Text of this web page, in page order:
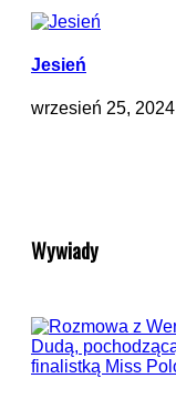
Jesień
wrzesień 25, 2024
Wywiady